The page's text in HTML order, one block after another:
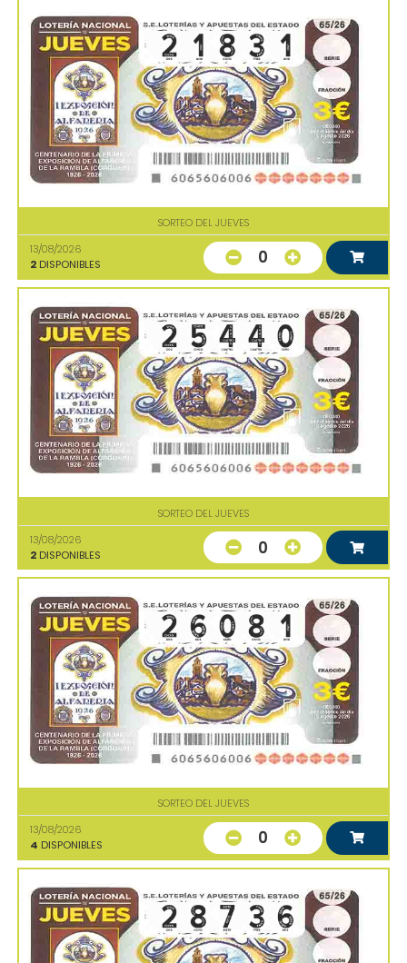
SORTEO DEL JUEVES
13/08/2026
2 DISPONIBLES 0
SORTEO DEL JUEVES
13/08/2026
2 DISPONIBLES 0
SORTEO DEL JUEVES
13/08/2026
4 DISPONIBLES 0